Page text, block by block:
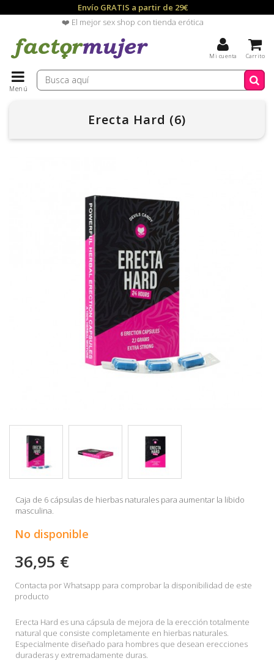
Envío GRATIS a partir de 29€
❤️ El mejor sex shop con tienda erótica
Carrito
Mi cuenta
Menú
Erecta Hard (6)
Caja de 6 cápsulas de hierbas naturales para aumentar la libido
masculina.
No disponible
36,95 €
Contacta por Whatsapp para comprobar la disponibilidad de este
producto
Erecta Hard es una cápsula de mejora de la erección totalmente
natural que consiste completamente en hierbas naturales.
Especialmente diseñado para hombres que desean erecciones
duraderas y extremadamente duras.